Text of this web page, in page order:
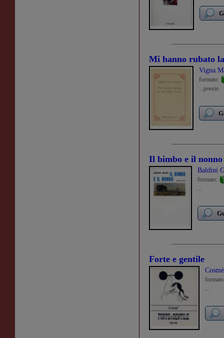
Mi hanno rubato
Vigna
formato:
...poesie.
Il bimbo e il nonno
Baldini
formato:
...
Forte e gentile
Cosmè
...